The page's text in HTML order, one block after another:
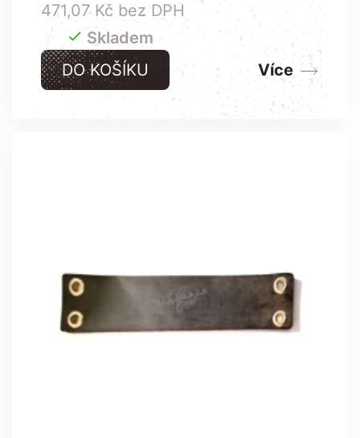
471,07 Kč bez DPH
 Skladem
DO KOŠÍKU
Více